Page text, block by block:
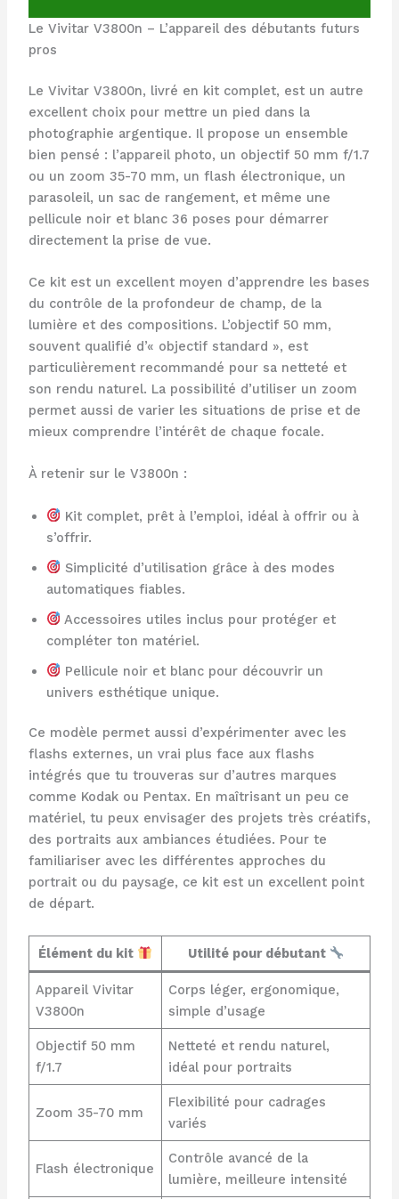
Le Vivitar V3800n – L’appareil des débutants futurs
pros
Le Vivitar V3800n, livré en kit complet, est un autre
excellent choix pour mettre un pied dans la
photographie argentique. Il propose un ensemble
bien pensé : l’appareil photo, un objectif 50 mm f/1.7
ou un zoom 35-70 mm, un flash électronique, un
parasoleil, un sac de rangement, et même une
pellicule noir et blanc 36 poses pour démarrer
directement la prise de vue.
Ce kit est un excellent moyen d’apprendre les bases
du contrôle de la profondeur de champ, de la
lumière et des compositions. L’objectif 50 mm,
souvent qualifié d’« objectif standard », est
particulièrement recommandé pour sa netteté et
son rendu naturel. La possibilité d’utiliser un zoom
permet aussi de varier les situations de prise et de
mieux comprendre l’intérêt de chaque focale.
À retenir sur le V3800n :
Kit complet, prêt à l’emploi, idéal à offrir ou à
s’offrir.
Simplicité d’utilisation grâce à des modes
automatiques fiables.
Accessoires utiles inclus pour protéger et
compléter ton matériel.
Pellicule noir et blanc pour découvrir un
univers esthétique unique.
Ce modèle permet aussi d’expérimenter avec les
flashs externes, un vrai plus face aux flashs
intégrés que tu trouveras sur d’autres marques
comme Kodak ou Pentax. En maîtrisant un peu ce
matériel, tu peux envisager des projets très créatifs,
des portraits aux ambiances étudiées. Pour te
familiariser avec les différentes approches du
portrait ou du paysage, ce kit est un excellent point
de départ.
Élément du kit Utilité pour débutant
Appareil Vivitar
V3800n
Corps léger, ergonomique,
simple d’usage
Objectif 50 mm
f/1.7
Netteté et rendu naturel,
idéal pour portraits
Zoom 35-70 mm
Flexibilité pour cadrages
variés
Flash électronique
Contrôle avancé de la
lumière, meilleure intensité